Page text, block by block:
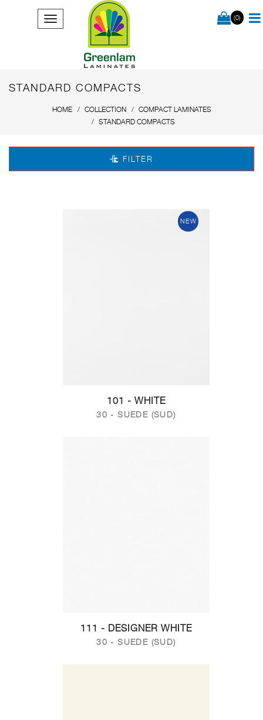
(0)
STANDARD COMPACTS
HOME COLLECTION
COMPACT LAMINATES
STANDARD COMPACTS
FILTER
NEW
101 - WHITE
30 - SUEDE (SUD)
111 - DESIGNER WHITE
30 - SUEDE (SUD)